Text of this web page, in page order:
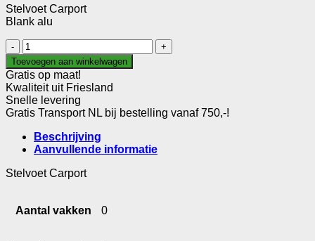
Stelvoet Carport
Blank alu
Stelvoet
Carport
aantal
Toevoegen aan winkelwagen
Gratis op maat!
Kwaliteit uit Friesland
Snelle levering
Gratis Transport NL bij bestelling vanaf 750,-!
Beschrijving
Aanvullende informatie
Stelvoet Carport
Aantal vakken 0